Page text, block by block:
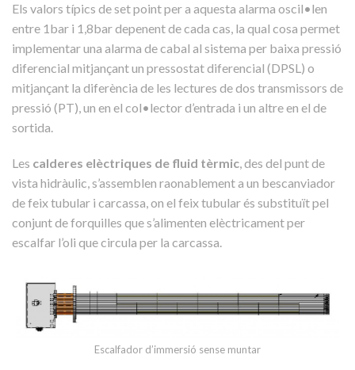
Els valors típics de set point per a aquesta alarma oscil•len
entre 1bar i 1,8bar depenent de cada cas, la qual cosa permet
implementar una alarma de cabal al sistema per baixa pressió
diferencial mitjançant un pressostat diferencial (DPSL) o
mitjançant la diferència de les lectures de dos transmissors de
pressió (PT), un en el col•lector d’entrada i un altre en el de
sortida.
Les calderes elèctriques de fluid tèrmic, des del punt de
vista hidràulic, s’assemblen raonablement a un bescanviador
de feix tubular i carcassa, on el feix tubular és substituït pel
conjunt de forquilles que s’alimenten elèctricament per
escalfar l’oli que circula per la carcassa.
Escalfador d’immersió sense muntar